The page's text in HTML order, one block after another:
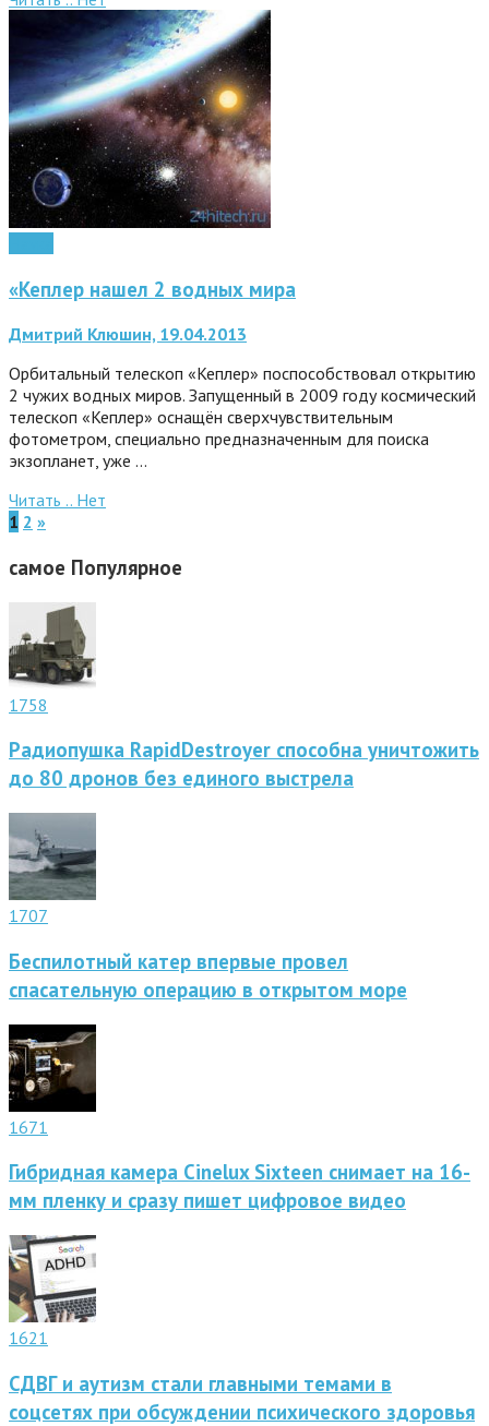
«Кеплер нашел 2 водных мира
Дмитрий Клюшин, 19.04.2013
Орбитальный телескоп «Кеплер» поспособствовал открытию
2 чужих водных миров. Запущенный в 2009 году космический
телескоп «Кеплер» оснащён сверхчувствительным
фотометром, специально предназначенным для поиска
экзопланет, уже …
Читать .. Нет
1 2 »
самое Популярное
1758
Радиопушка RapidDestroyer способна уничтожить
до 80 дронов без единого выстрела
1707
Беспилотный катер впервые провел
спасательную операцию в открытом море
1671
Гибридная камера Cinelux Sixteen снимает на 16-
мм пленку и сразу пишет цифровое видео
1621
СДВГ и аутизм стали главными темами в
соцсетях при обсуждении психического здоровья